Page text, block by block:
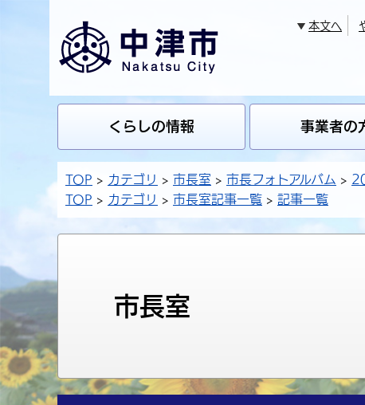
本文へ
くらしの情報 事業者の
TOP カテゴリ 市長室 市長フォトアルバム
TOP
カテゴリ 市長室記事一覧 記事一覧
市長室